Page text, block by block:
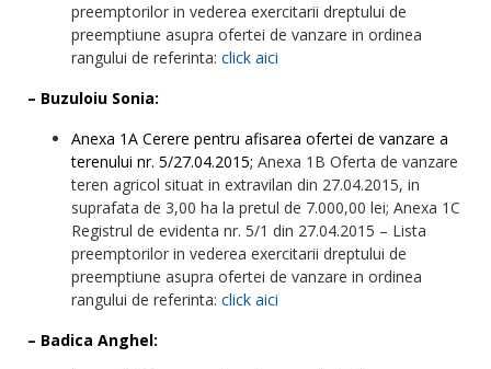
preemptorilor in vederea exercitarii dreptului de
preemptiune asupra ofertei de vanzare in ordinea
rangului de referinta: click aici
– Buzuloiu Sonia:
Anexa 1A Cerere pentru afisarea ofertei de vanzare a
terenului nr. 5/27.04.2015; Anexa 1B Oferta de vanzare
teren agricol situat in extravilan din 27.04.2015, in
suprafata de 3,00 ha la pretul de 7.000,00 lei; Anexa 1C
Registrul de evidenta nr. 5/1 din 27.04.2015 – Lista
preemptorilor in vederea exercitarii dreptului de
preemptiune asupra ofertei de vanzare in ordinea
rangului de referinta: click aici
– Badica Anghel: